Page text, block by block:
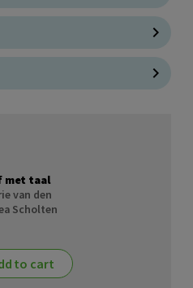
met taal
van den
Scholten
to cart